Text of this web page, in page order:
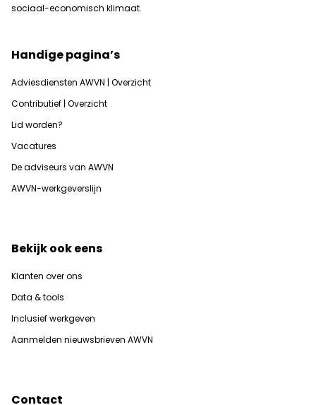
sociaal-economisch klimaat.
Handige pagina’s
Adviesdiensten AWVN | Overzicht
Contributief | Overzicht
Lid worden?
Vacatures
De adviseurs van AWVN
AWVN-werkgeverslijn
Bekijk ook eens
Klanten over ons
Data & tools
Inclusief werkgeven
Aanmelden nieuwsbrieven AWVN
Contact